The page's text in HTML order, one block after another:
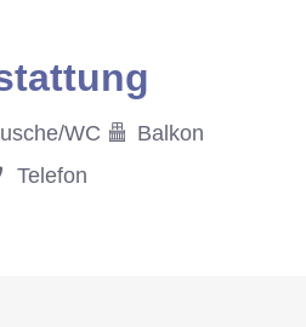
WC
Balkon
Telefon